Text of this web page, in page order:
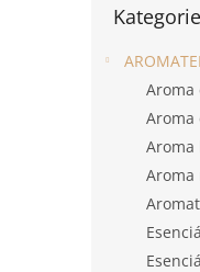
kategorie
Kategorie
Aroma
Aroma